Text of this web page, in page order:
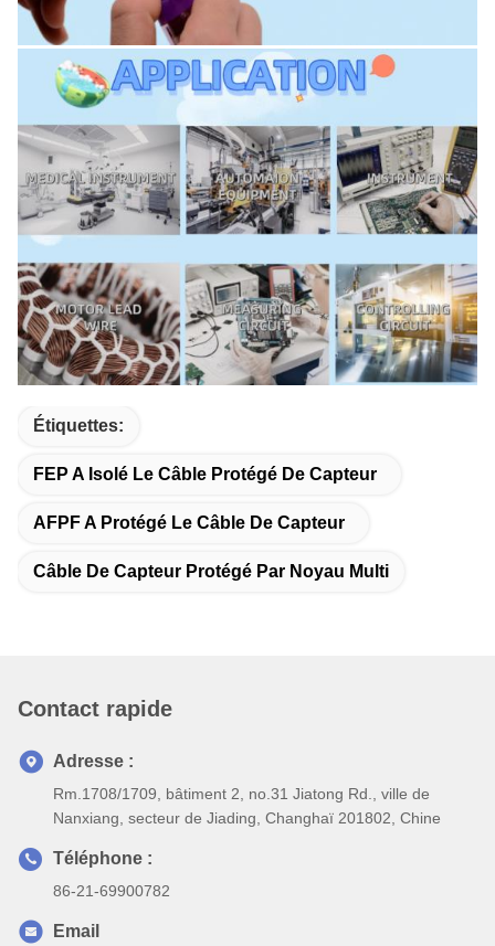
Étiquettes:
FEP A Isolé Le Câble Protégé De Capteur
AFPF A Protégé Le Câble De Capteur
Câble De Capteur Protégé Par Noyau Multi
Contact rapide
Adresse :
Rm.1708/1709, bâtiment 2, no.31 Jiatong Rd., ville de
Nanxiang, secteur de Jiading, Changhaï 201802, Chine
Téléphone :
86-21-69900782
Email